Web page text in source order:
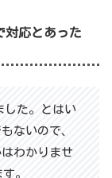
対応とあった
した。とはい
ないので、
わかりませ
。